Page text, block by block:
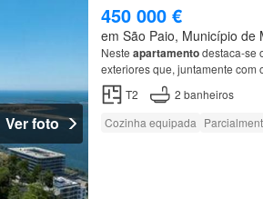
Ver foto
450 000 €
em São Paio, Município de
Neste apartamentodestaca-se
exteriores que, juntamente com
T2
2 banheiros
Cozinha equipada